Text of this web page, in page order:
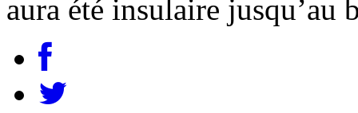
aura été insulaire jusqu’au